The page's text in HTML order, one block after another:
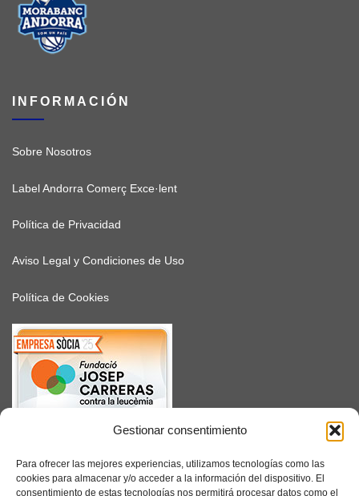
Gestionar consentimiento
Para ofrecer las mejores experiencias, utilizamos tecnologías como las
cookies para almacenar y/o acceder a la información del dispositivo. El
consentimiento de estas tecnologías nos permitirá procesar datos como el
INFORMACIÓN
Sobre Nosotros
Label Andorra Comerç Exce·lent
Política de Privacidad
Aviso Legal y Condiciones de Uso
Política de Cookies
SUSCRÍBETE